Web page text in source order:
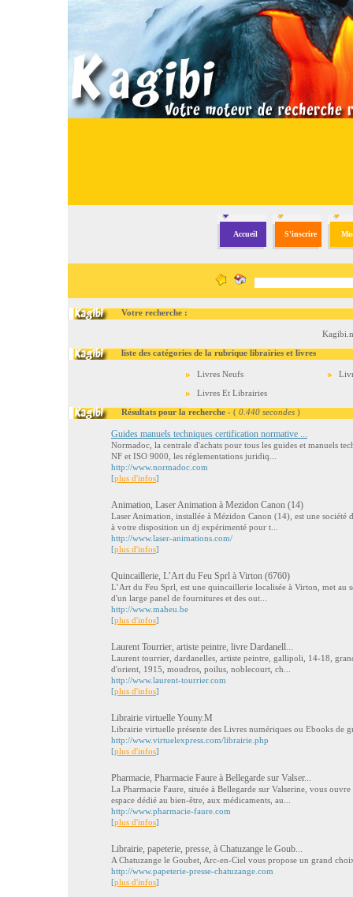
Accueil S'inscrire
Votre recherche :
liste des catégories de la rubrique librairies et livres
Livres Neufs
Livres Et Librairies
Résultats pour la recherche - ( 0.440 secondes )
Guides manuels techniques certification normative ...
Normadoc, la centrale d'achats pour tous les guides et manuels
NF et ISO 9000, les réglementations juridiq...
http://www.normadoc.com
[plus d'infos]
Animation, Laser Animation à Mezidon Canon (14)
Laser Animation, installée à Mézidon Canon (14), est une société
à votre disposition un dj expérimenté pour t...
http://www.laser-animations.com/
[plus d'infos]
Quincaillerie, L’Art du Feu Sprl à Virton (6760)
L’Art du Feu Sprl, est une quincaillerie localisée à Virton, met au
d'un large panel de fournitures et des out...
http://www.maheu.be
[plus d'infos]
Laurent Tourrier, artiste peintre, livre Dardanell...
Laurent tourrier, dardanelles, artiste peintre, gallipoli, 14-18,
d'orient, 1915, moudros, poilus, noblecourt, ch...
http://www.laurent-tourrier.com
[plus d'infos]
Librairie virtuelle Youny.M
Librairie virtuelle présente des Livres numériques ou Ebooks de
http://www.virtuelexpress.com/librairie.php
[plus d'infos]
Pharmacie, Pharmacie Faure à Bellegarde sur Valser...
La Pharmacie Faure, située à Bellegarde sur Valserine, vous
espace dédié au bien-être, aux médicaments, au...
http://www.pharmacie-faure.com
[plus d'infos]
Librairie, papeterie, presse, à Chatuzange le Goub...
A Chatuzange le Goubet, Arc-en-Ciel vous propose un grand
http://www.papeterie-presse-chatuzange.com
[plus d'infos]